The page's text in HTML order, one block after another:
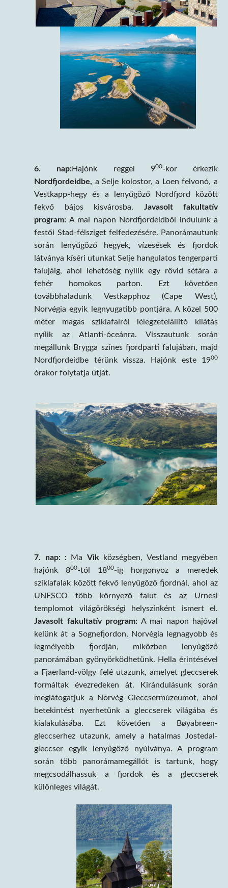
6. nap:Hajónk reggel 900-kor érkezik
Nordfjordeidbe, a Selje kolostor, a Loen felvonó, a
Vestkapp-hegy és a lenyűgöző Nordfjord között
fekvő bájos kisvárosba. Javasolt fakultatív
program: A mai napon Nordfjordeidből indulunk a
festői Stad-félsziget felfedezésére. Panorámautunk
során lenyűgöző hegyek, vízesések és fjordok
látványa kíséri utunkat Selje hangulatos tengerparti
falujáig, ahol lehetőség nyílik egy rövid sétára a
fehér homokos parton. Ezt követően
továbbhaladunk Vestkapphoz (Cape West),
Norvégia egyik legnyugatibb pontjára. A közel 500
méter magas sziklafalról lélegzetelállító kilátás
nyílik az Atlanti-óceánra. Visszautunk során
megállunk Brygga színes fjordparti falujában, majd
Nordfjordeidbe térünk vissza. Hajónk este 1900
órakor folytatja útját.
7. nap: : Ma Vikközségben, Vestland megyében
hajónk 800-tól 1800-ig horgonyoz a meredek
sziklafalak között fekvő lenyűgöző fjordnál, ahol az
UNESCO több környező falut és az Urnesi
templomot világörökségi helyszínként ismert el.
Javasolt fakultatív program: A mai napon hajóval
kelünk át a Sognefjordon, Norvégia legnagyobb és
legmélyebb fjordján, miközben lenyűgöző
panorámában gyönyörködhetünk. Hella érintésével
a Fjaerland-völgy felé utazunk, amelyet gleccserek
formáltak évezredeken át. Kirándulásunk során
meglátogatjuk a Norvég Gleccsermúzeumot, ahol
betekintést nyerhetünk a gleccserek világába és
kialakulásába. Ezt követően a Bøyabreen-
gleccserhez utazunk, amely a hatalmas Jostedal-
gleccser egyik lenyűgöző nyúlványa. A program
során több panorámamegállót is tartunk, hogy
megcsodálhassuk a fjordok és a gleccserek
különleges világát.